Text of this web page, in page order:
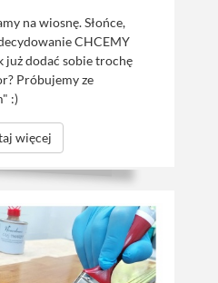
na wiosnę. Słońce,
CHCEMY
już dodać sobie trochę
Próbujemy ze
:)
więcej